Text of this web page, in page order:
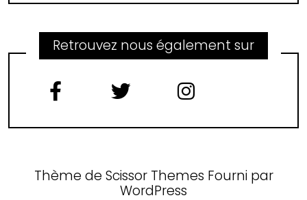
Retrouvez nous également sur
Thème de Scissor Themes Fourni par
WordPress